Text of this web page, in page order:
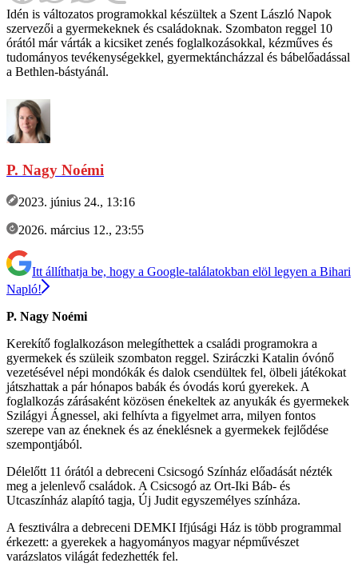
Idén is változatos programokkal készültek a Szent László Napok
szervezői a gyermekeknek és családoknak. Szombaton reggel 10
órától már várták a kicsiket zenés foglalkozásokkal, kézműves és
tudományos tevékenységekkel, gyermektáncházzal és bábelőadással
a Bethlen-bástyánál.
P. Nagy Noémi
2023. június 24., 13:16
2026. március 12., 23:55
Itt állíthatja be, hogy a Google-találatokban elöl legyen a Bihari
Napló!
P. Nagy Noémi
Kerekítő foglalkozáson melegíthettek a családi programokra a
gyermekek és szüleik szombaton reggel. Sziráczki Katalin óvónő
vezetésével népi mondókák és dalok csendültek fel, ölbeli játékokat
játszhattak a pár hónapos babák és óvodás korú gyerekek. A
foglalkozás zárásaként közösen énekeltek az anyukák és gyermekek
Szilágyi Ágnessel, aki felhívta a figyelmet arra, milyen fontos
szerepe van az éneknek és az éneklésnek a gyermekek fejlődése
szempontjából.
Délelőtt 11 órától a debreceni Csicsogó Színház előadását nézték
meg a jelenlevő családok. A Csicsogó az Ort-Iki Báb- és
Utcaszínház alapító tagja, Új Judit egyszemélyes színháza.
A fesztiválra a debreceni DEMKI Ifjúsági Ház is több programmal
érkezett: a gyerekek a hagyományos magyar népművészet
varázslatos világát fedezhették fel.